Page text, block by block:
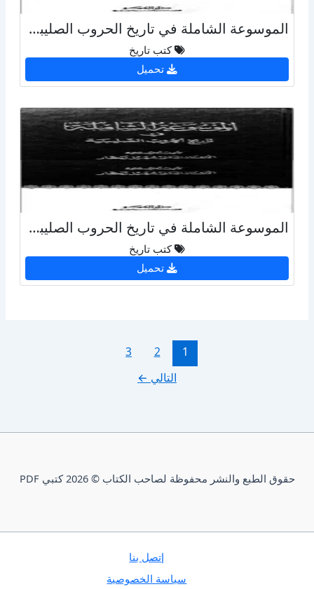
الموسوعة الشاملة في تاريخ الحروب الصليبية - ج 26و27
كتب تاريخ
تحميل
الموسوعة الشاملة في تاريخ الحروب الصليبية - ج 23
كتب تاريخ
تحميل
1
2
3
التالي ←
حقوق الطبع والنشر محفوظة لصاحب الكتاب © 2026 كتبي PDF
إتصل بنا
سياسة الخصوصية